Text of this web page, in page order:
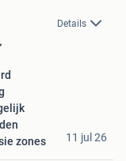
Details
zones
11 jul 26